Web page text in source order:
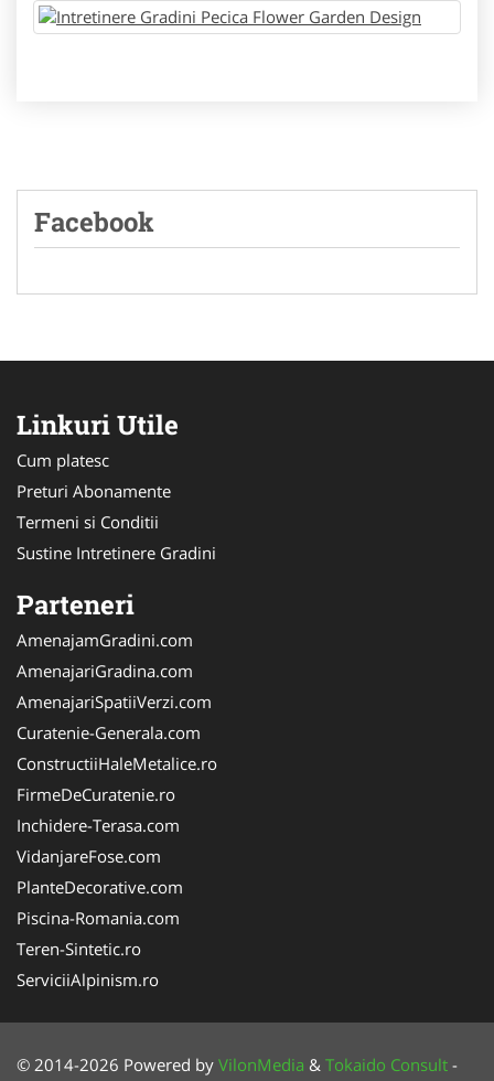
Facebook
Linkuri Utile
Cum platesc
Preturi Abonamente
Termeni si Conditii
Sustine Intretinere Gradini
Parteneri
AmenajamGradini.com
AmenajariGradina.com
AmenajariSpatiiVerzi.com
Curatenie-Generala.com
ConstructiiHaleMetalice.ro
FirmeDeCuratenie.ro
Inchidere-Terasa.com
VidanjareFose.com
PlanteDecorative.com
Piscina-Romania.com
Teren-Sintetic.ro
ServiciiAlpinism.ro
© 2014-2026 Powered by VilonMedia & Tokaido Consult -